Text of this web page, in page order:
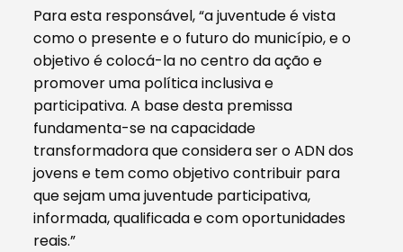
Para esta responsável, “a juventude é vista
como o presente e o futuro do município, e o
objetivo é colocá-la no centro da ação e
promover uma política inclusiva e
participativa. A base desta premissa
fundamenta-se na capacidade
transformadora que considera ser o ADN dos
jovens e tem como objetivo contribuir para
que sejam uma juventude participativa,
informada, qualificada e com oportunidades
reais.”